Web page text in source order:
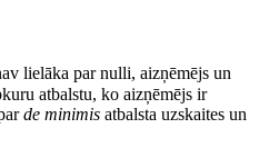
lielāka par nulli, aizņēmējs un
atbalstu, ko aizņēmējs ir
de minimis atbalsta uzskaites un